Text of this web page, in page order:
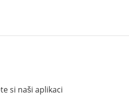
si naši aplikaci